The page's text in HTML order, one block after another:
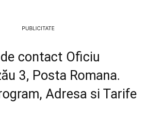
PUBLICITATE
contact Oficiu
3, Posta Romana.
Adresa si Tarife